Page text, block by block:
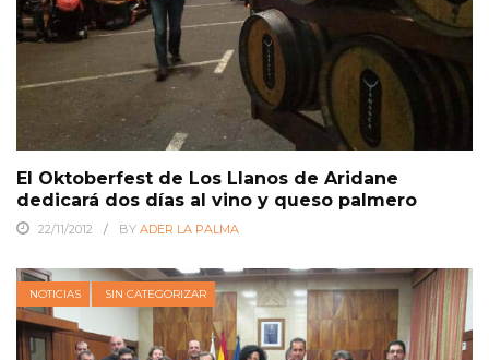
El Oktoberfest de Los Llanos de Aridane
dedicará dos días al vino y queso palmero
22/11/2012 BY ADER LA PALMA
NOTICIAS SIN CATEGORIZAR